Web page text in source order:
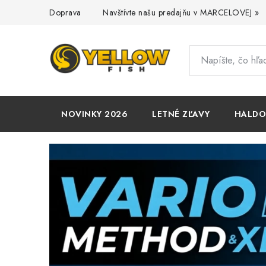
Doprava Navštívte našu predajňu v MARCELOVEJ »
NOVINKY 2026 LETNÉ ZĽAVY
V
j